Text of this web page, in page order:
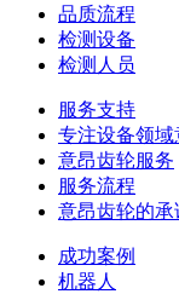
品质流程
检测设备
检测人员
服务支持
专注设备领
意昂齿轮服务
服务流程
意昂齿轮的承
成功案例
机器人